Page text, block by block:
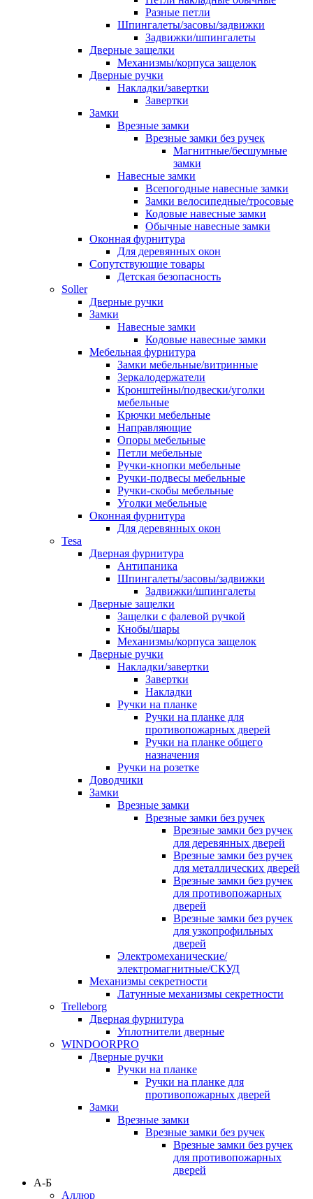
Разные петли
Шпингалеты/засовы/задвижки
Задвижки/шпингалеты
Дверные защелки
Механизмы/корпуса защелок
Дверные ручки
Накладки/завертки
Завертки
Замки
Врезные замки
Врезные замки без ручек
Магнитные/бесшумные
замки
Навесные замки
Всепогодные навесные замки
Замки велосипедные/тросовые
Кодовые навесные замки
Обычные навесные замки
Оконная фурнитура
Для деревянных окон
Сопутствующие товары
Детская безопасность
Soller
Дверные ручки
Замки
Навесные замки
Кодовые навесные замки
Мебельная фурнитура
Замки мебельные/витринные
Зеркалодержатели
Кронштейны/подвески/уголки
мебельные
Крючки мебельные
Направляющие
Опоры мебельные
Петли мебельные
Ручки-кнопки мебельные
Ручки-подвесы мебельные
Ручки-скобы мебельные
Уголки мебельные
Оконная фурнитура
Для деревянных окон
Tesa
Дверная фурнитура
Антипаника
Шпингалеты/засовы/задвижки
Задвижки/шпингалеты
Дверные защелки
Защелки с фалевой ручкой
Кнобы/шары
Механизмы/корпуса защелок
Дверные ручки
Накладки/завертки
Завертки
Накладки
Ручки на планке
Ручки на планке для
противопожарных дверей
Ручки на планке общего
назначения
Ручки на розетке
Доводчики
Замки
Врезные замки
Врезные замки без ручек
Врезные замки без ручек
для деревянных дверей
Врезные замки без ручек
для металлических дверей
Врезные замки без ручек
для противопожарных
дверей
Врезные замки без ручек
для узкопрофильных
дверей
Электромеханические/
электромагнитные/СКУД
Механизмы секретности
Латунные механизмы секретности
Trelleborg
Дверная фурнитура
Уплотнители дверные
WINDOORPRO
Дверные ручки
Ручки на планке
Ручки на планке для
противопожарных дверей
Замки
Врезные замки
Врезные замки без ручек
Врезные замки без ручек
для противопожарных
дверей
А-Б
Аллюр